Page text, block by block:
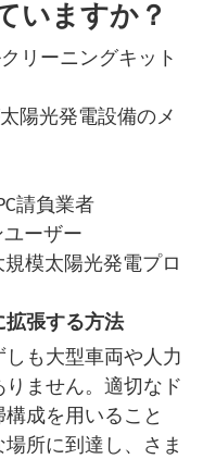
いますか？
リーニングキット
陽光発電設備のメ
請負業者
ユーザー
模太陽光発電プロ
拡張する方法
も大型車両や人力
ません。適切なド
成を用いること
所に到達し、さま